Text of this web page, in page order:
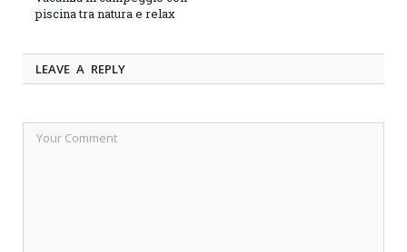
piscina tra natura e relax
LEAVE A REPLY